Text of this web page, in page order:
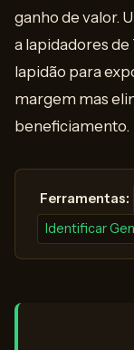
ganho de valor.
a lapidadores
lapidão para
margem mas
beneficiamento.
️ Ferramentas:
Identificar